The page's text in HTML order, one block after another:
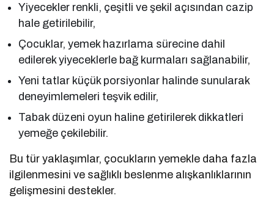
Yiyecekler renkli, çeşitli ve şekil açısından cazip
hale getirilebilir,
Çocuklar, yemek hazırlama sürecine dahil
edilerek yiyeceklerle bağ kurmaları sağlanabilir,
Yeni tatlar küçük porsiyonlar halinde sunularak
deneyimlemeleri teşvik edilir,
Tabak düzeni oyun haline getirilerek dikkatleri
yemeğe çekilebilir.
Bu tür yaklaşımlar, çocukların yemekle daha fazla
ilgilenmesini ve sağlıklı beslenme alışkanlıklarının
gelişmesini destekler.